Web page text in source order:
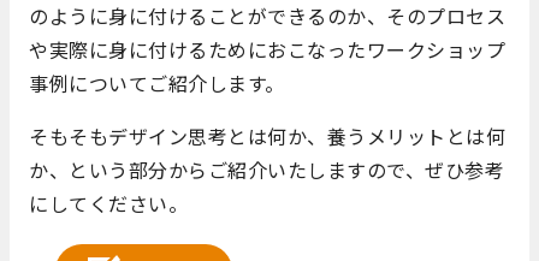
のように身に付けることができるのか、そのプロセス
や実際に身に付けるためにおこなったワークショップ
事例についてご紹介します。
そもそもデザイン思考とは何か、養うメリットとは何
か、という部分からご紹介いたしますので、ぜひ参考
にしてください。